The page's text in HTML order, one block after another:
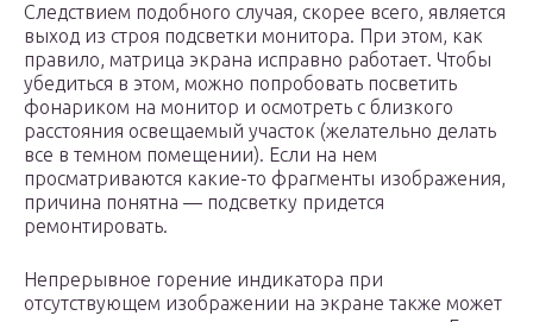
Следствием подобного случая, скорее всего, является
выход из строя подсветки монитора. При этом, как
правило, матрица экрана исправно работает. Чтобы
убедиться в этом, можно попробовать посветить
фонариком на монитор и осмотреть с близкого
расстояния освещаемый участок (желательно делать
все в темном помещении). Если на нем
просматриваются какие-то фрагменты изображения,
причина понятна — подсветку придется
ремонтировать.
Непрерывное горение индикатора при
отсутствующем изображении на экране также может